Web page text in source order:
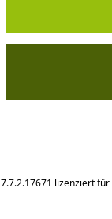
7.7.2.17671 lizenziert für